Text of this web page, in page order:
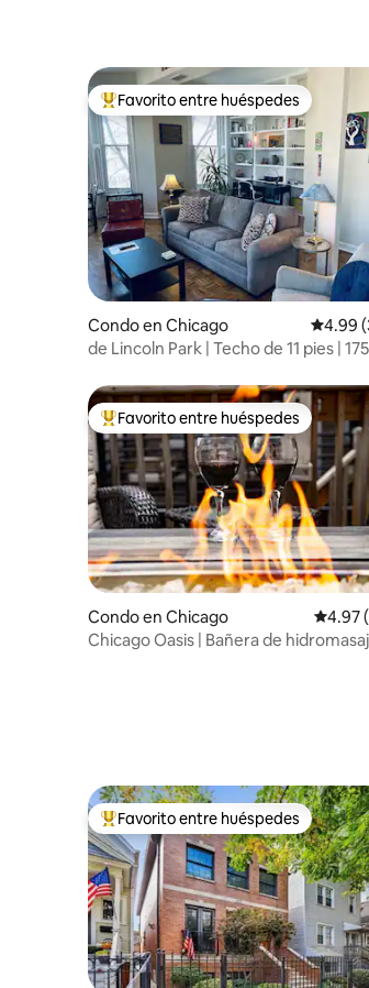
Favorito entre huéspedes preferido
Favorito entre huéspedes
Condo en Chicago
4.99
de Lincoln Park | Techo de 11 pies |
Favorito entre huéspedes preferido
Favorito entre huéspedes
Condo en Chicago
4.97
Chicago Oasis | Bañera de
Favorito entre huéspedes preferido
Favorito entre huéspedes